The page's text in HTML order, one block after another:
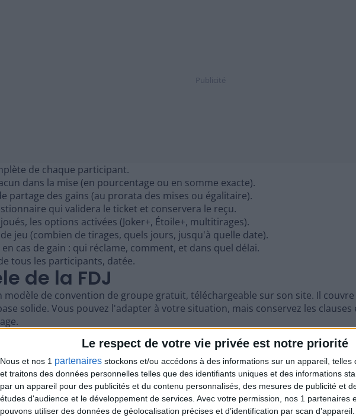
Le respect de votre vie privée est notre priorité
Nous et nos 1 partenaires stockons et/ou accédons à des informations sur un appareil, telles
et traitons des données personnelles telles que des identifiants uniques et des informations
par un appareil pour des publicités et du contenu personnalisés, des mesures de publicité et
études d'audience et le développement de services. Avec votre permission, nos 1 partenaires
pouvons utiliser des données de géolocalisation précises et d’identification par scan d'appareil.
de chaque participant.
dans la mise (en pourcentage ou en somme exacte).
partage des gains (au prorata des mises ou égalitaire).
qui validera le ticket et conservera le reçu.
les options activées (Joker+, Étoile+, multitirages).
jeu (combien de tirages, quels jours, jusqu'à quelle date).
cas de gain : qui réclame, comment, et dans quel délai.
tous les participants, datée.
de la FDJ
modèle de convention de groupe gratuit, téléchargeable sur son site. Il
solide. Vous pouvez l'adapter à votre situation, mais conservez les clauses
gestionnaire